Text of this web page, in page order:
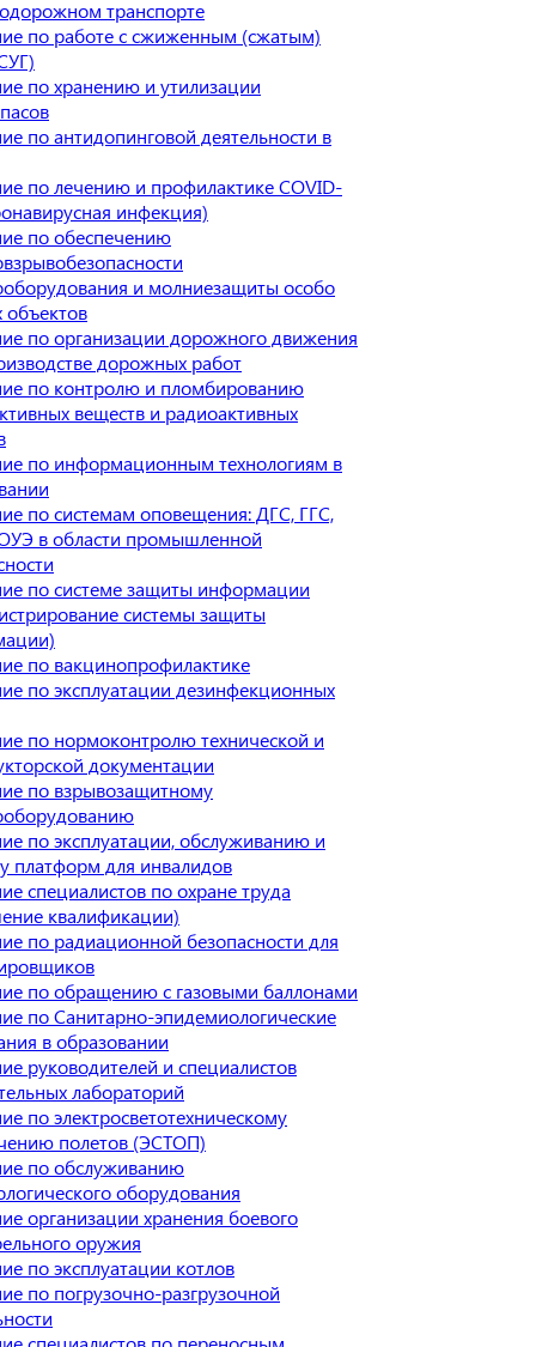
транспорте
по работе с сжиженным (сжатым)
по хранению и утилизации
по антидопинговой деятельности в
по лечению и профилактике COVID-
инфекция)
по обеспечению
и молниезащиты особо
по организации дорожного движения
дорожных работ
по контролю и пломбированию
веществ и радиоактивных
по информационным технологиям в
по системам оповещения: ДГС, ГГС,
в области промышленной
по системе защиты информации
системы защиты
по вакцинопрофилактике
по эксплуатации дезинфекционных
по нормоконтролю технической и
документации
по взрывозащитному
по эксплуатации, обслуживанию и
платформ для инвалидов
специалистов по охране труда
квалификации)
по радиационной безопасности для
по обращению с газовыми баллонами
по Санитарно-эпидемиологические
в образовании
руководителей и специалистов
лабораторий
по электросветотехническому
полетов (ЭСТОП)
по обслуживанию
оборудования
организации хранения боевого
оружия
по эксплуатации котлов
по погрузочно-разгрузочной